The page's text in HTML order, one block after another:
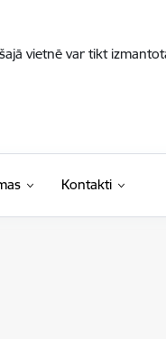
vietnē var tikt
Kontakti